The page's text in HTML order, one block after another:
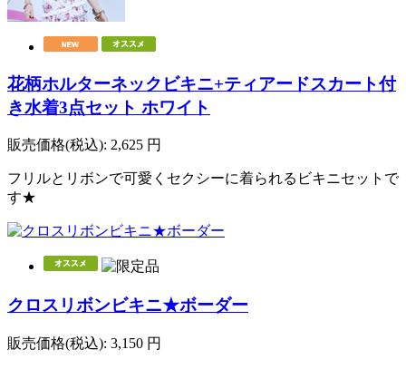
花柄ホルターネックビキニ+ティアードスカート付
き水着3点セット ホワイト
販売価格(税込): 2,625 円
フリルとリボンで可愛くセクシーに着られるビキニセットで
す★
クロスリボンビキニ★ボーダー
販売価格(税込): 3,150 円